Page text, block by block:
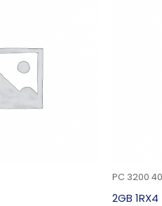
PC 3200
2GB 1RX4